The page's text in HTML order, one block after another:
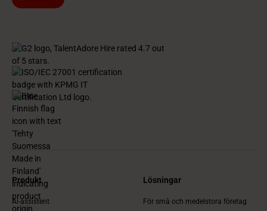
Produkt
Ai-assistent
Lösningar
För små och medelstora företag